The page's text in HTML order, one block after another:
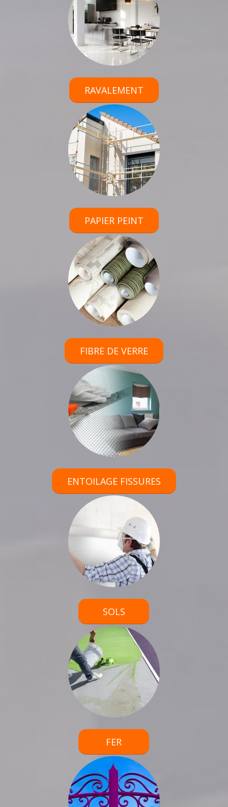
RAVALEMENT
PAPIER PEINT
FIBRE DE VERRE
ENTOILAGE FISSURES
SOLS
FER